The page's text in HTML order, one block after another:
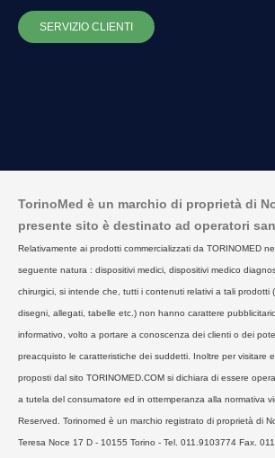
SERVIZIO CLIENTI
TorinoMed è un marchio di proprietà di
presente sito è destinato ad operatori
Relativamente ai prodotti commercializzati da TORINOMED
seguente natura : dispositivi medici, dispositivi medico
chirurgici, si intende che, tutti i contenuti relativi a tali prodotti
disegni, allegati, tabelle etc.) non hanno carattere
informativo, volto a portare a conoscenza dei clienti o dei
preacquisto le caratteristiche dei suddetti. Inoltre per visitare
proposti dal sito TORINOMED.COM si dichiara di essere
a tutela del consumatore ed in ottemperanza alla normativa
Reserved. Torinomed è un marchio registrato di proprietà di
Teresa Noce 17 D - 10155 Torino - Tel. 011.9103774 Fax.